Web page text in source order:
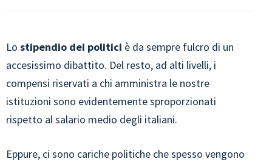
Lo stipendio dei politici è da sempre fulcro di un
accesissimo dibattito. Del resto, ad alti livelli, i
compensi riservati a chi amministra le nostre
istituzioni sono evidentemente sproporzionati
rispetto al salario medio degli italiani.
Eppure, ci sono cariche politiche che spesso vengono